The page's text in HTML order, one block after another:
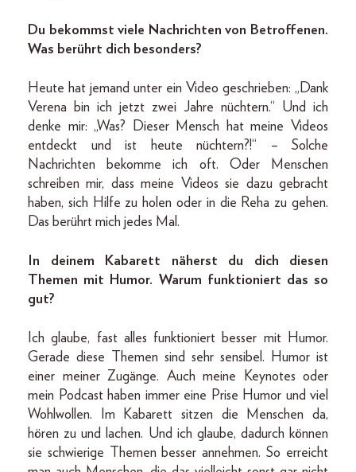
Du bekommst viele Nachrichten von Betroffenen.
Was berührt dich besonders?
Heute hat jemand unter ein Video geschrieben: „Dank
Verena bin ich jetzt zwei Jahre nüchtern.“ Und ich
denke mir: „Was? Dieser Mensch hat meine Videos
entdeckt und ist heute nüchtern?!“ – Solche
Nachrichten bekomme ich oft. Oder Menschen
schreiben mir, dass meine Videos sie dazu gebracht
haben, sich Hilfe zu holen oder in die Reha zu gehen.
Das berührt mich jedes Mal.
In deinem Kabarett näherst du dich diesen
Themen mit Humor. Warum funktioniert das so
gut?
Ich glaube, fast alles funktioniert besser mit Humor.
Gerade diese Themen sind sehr sensibel. Humor ist
einer meiner Zugänge. Auch meine Keynotes oder
mein Podcast haben immer eine Prise Humor und viel
Wohlwollen. Im Kabarett sitzen die Menschen da,
hören zu und lachen. Und ich glaube, dadurch können
sie schwierige Themen besser annehmen. So erreicht